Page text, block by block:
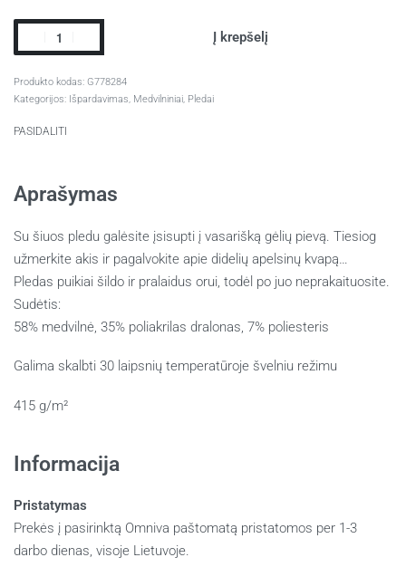
Į krepšelį
G778284
Kategorijos: Išpardavimas, Medvilniniai, Pledai
PASIDALITI
Aprašymas
Su šiuos pledu galėsite įsisupti į vasarišką gėlių pievą. Tiesiog
užmerkite akis ir pagalvokite apie didelių apelsinų kvapą…
Pledas puikiai šildo ir pralaidus orui, todėl po juo neprakaituosite.
Sudėtis:
58% medvilnė, 35% poliakrilas dralonas, 7% poliesteris
Galima skalbti 30 laipsnių temperatūroje švelniu režimu
415 g/m²
Informacija
Pristatymas
Prekės į pasirinktą Omniva paštomatą pristatomos per 1-3
darbo dienas, visoje Lietuvoje.